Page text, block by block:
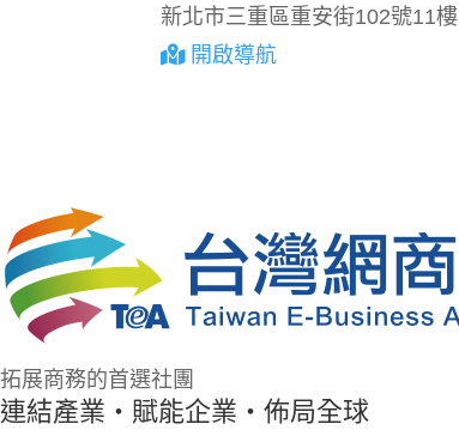
新北市三重區重安街102號11樓
開啟導航
拓展商務的首選社團
連結產業・賦能企業・佈局全球